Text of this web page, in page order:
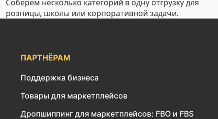
Соберем несколько категорий в одну отгрузку для
розницы, школы или корпоративной задачи.
ПАРТНЁРАМ
Поддержка бизнеса
Товары для маркетплейсов
Дропшиппинг для маркетплейсов: FBO и FBS